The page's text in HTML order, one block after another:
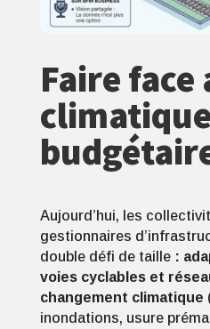
Faire
Aujourd’hui, les
gestionnaires
double défi de taille :
voies cyclables et
changement climatique
inondations, usure